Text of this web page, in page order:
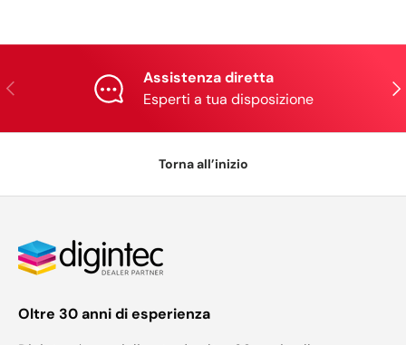
Indietro
Assistenza diretta
Esperti a tua disposizione
Torna all’inizio
Oltre 30 anni di esperienza